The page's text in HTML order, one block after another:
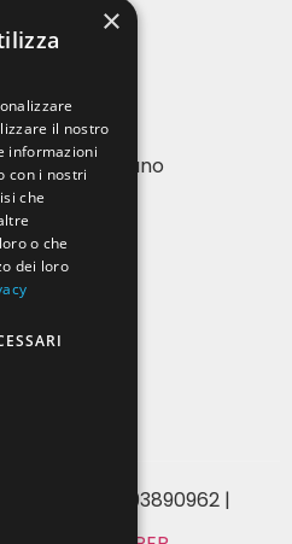
– Milano
| P.IVA 07393890962 |
×
il nostro
informazioni
con i nostri
che
o che
dei loro